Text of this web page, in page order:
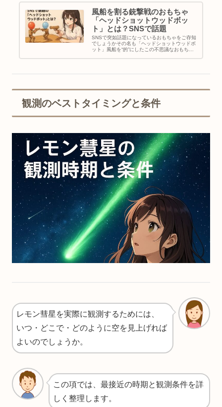
風船を割る銃撃戦のおもちゃ
「ヘッドショットウッドボッ
ト」とは？SNSで話題
SNSで突如話題になっているおもちゃをご存知
でしょうかその名も「ヘッドショットウッドボ
ット」風船を“的”にしたこの不思議なおもちゃ
観測のベストタイミングと条件
レモン彗星を実際に観測するためには、
いつ・どこで・どのように空を見上げれば
よいのでしょうか。
この項では、最接近の時期と観測条件を詳
しく整理します。